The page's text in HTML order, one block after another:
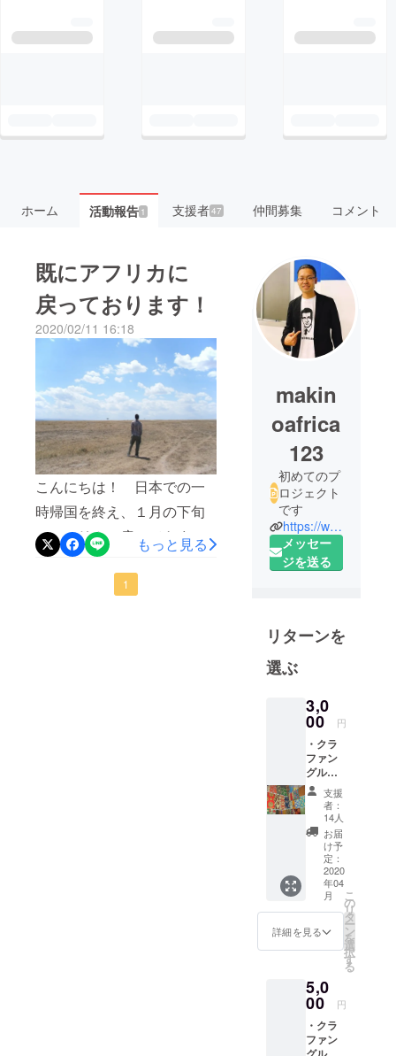
ホーム 活動報告1 支援者47 仲間募集 コメント
既にアフリカに
戻っております！
2020/02/11 16:18
こんにちは！ 日本での一
時帰国を終え、１月の下旬
にアフリカに戻ってきまし
た。その後、ケニアでミー
ティングがあったためそち
もっと見る
1
makin
oafrica
123
初めてのプ
ロジェクト
です
https://www.facebook.com/kota.makino.3
メッセー
ジを送る
リターンを
選ぶ
3,0
00 円
・クラ
ファン
グルー
プご招
待 支援
者：
14人
お届
け予
定：
2020
年04
月
詳細を見る
こ
の
リ
タ
ー
ン
を
選
択
す
る
5,0
00 円
・クラ
ファン